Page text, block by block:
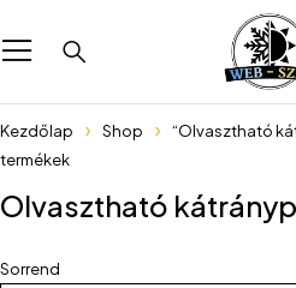
Kezdőlap Shop
“Olvasztható
termékek
Olvasztható
Sorrend